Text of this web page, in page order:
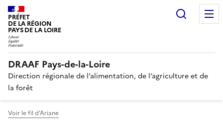
PRÉFET
DE LA RÉGION
PAYS DE LA LOIRE
DRAAF Pays-de-la-Loire
Direction régionale de l’alimentation, de l’agriculture et de
la forêt
Voir le fil d'Ariane